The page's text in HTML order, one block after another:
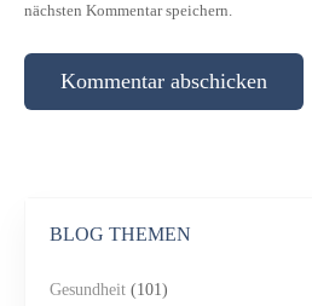
nächsten Kommentar speichern.
BLOG THEMEN
Gesundheit (101)